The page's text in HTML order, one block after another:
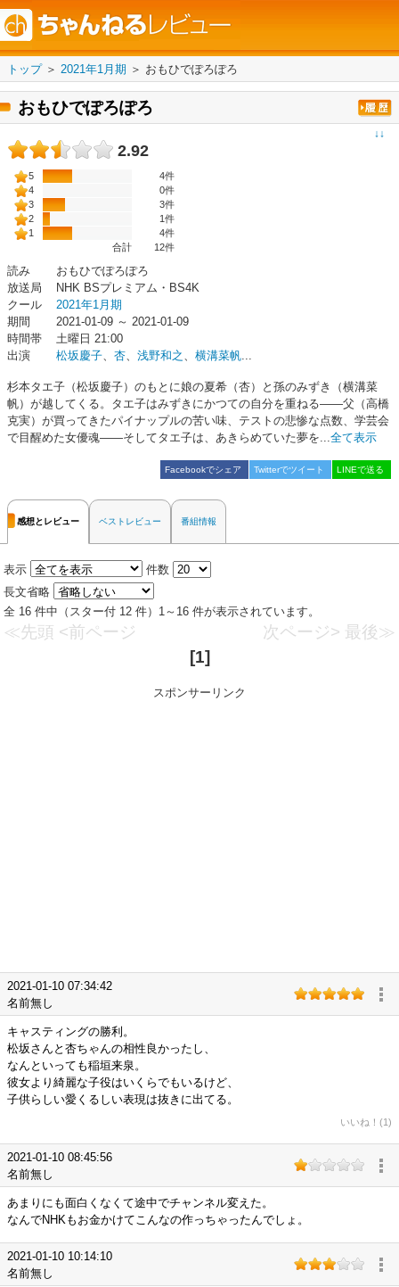
トップ＞ 2021年1月期 ＞ おもひでぽろぽろ
おもひでぽろぽろ
↓↓
2.92
5
4件
4
0件
3
3件
2
1件
1
4件
合計
12件
読み
おもひでぽろぽろ
放送局
NHK BSプレミアム・BS4K
クール
2021年1月期
期間
2021-01-09 ～ 2021-01-09
時間帯
土曜日 21:00
出演
松坂慶子、 杏、 浅野和之 、 横溝菜帆...
杉本タエ子（松坂慶子）のもとに娘の夏希（杏）と孫のみずき（横溝菜
帆）が越してくる。タエ子はみずきにかつての自分を重ねる――父（高橋
克実）が買ってきたパイナップルの苦い味、テストの悲惨な点数、学芸会
で目醒めた女優魂――そしてタエ子は、あきらめていた夢を...全て表示
Facebookでシェア Twitterでツイート LINEで送る
感想とレビュー ベストレビュー 番組情報
表示
件数
長文省略
全 16 件中（スター付 12 件）1～16 件が表示されています。
≪先頭 <前ページ 次ページ> 最後≫
[1]
スポンサーリンク
2021-01-10 07:34:42
名前無し
キャスティングの勝利。
松坂さんと杏ちゃんの相性良かったし、
なんといっても稲垣来泉。
彼女より綺麗な子役はいくらでもいるけど、
子供らしい愛くるしい表現は抜きに出てる。
いいね！(1)
2021-01-10 08:45:56
名前無し
あまりにも面白くなくて途中でチャンネル変えた。
なんでNHKもお金かけてこんなの作っちゃったんでしょ。
2021-01-10 10:14:10
名前無し